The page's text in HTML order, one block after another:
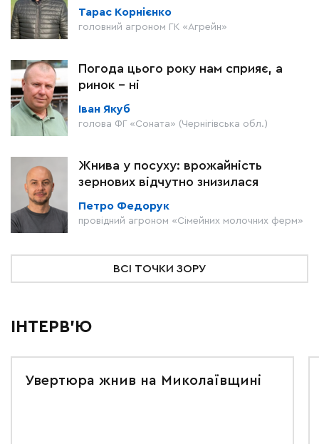
Тарас Корнієнко
головний агроном ГК «Агрейн»
Погода цього року нам сприяє, а
ринок – ні
Іван Якуб
голова ФГ «Соната» (Чернігівська обл.)
Жнива у посуху: врожайність
зернових відчутно знизилася
Петро Федорук
провідний агроном «Сімейних молочних ферм»
ВСІ ТОЧКИ ЗОРУ
ІНТЕРВ'Ю
Увертюра жнив на Миколаївщині